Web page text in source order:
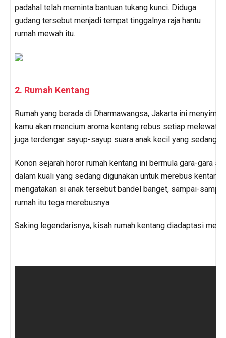
padahal telah meminta bantuan tukang kunci. Diduga
gudang tersebut menjadi tempat tinggalnya raja hantu
rumah mewah itu.
2. Rumah Kentang
Rumah yang berada di Dharmawangsa, Jakarta ini
kamu akan mencium aroma kentang rebus setiap melewati
juga terdengar sayup-sayup suara anak kecil yang sedang
Konon sejarah horor rumah kentang ini bermula gara-gara
dalam kuali yang sedang digunakan untuk merebus kentang
mengatakan si anak tersebut bandel banget, sampai-
rumah itu tega merebusnya.
Saking legendarisnya, kisah rumah kentang diadaptasi